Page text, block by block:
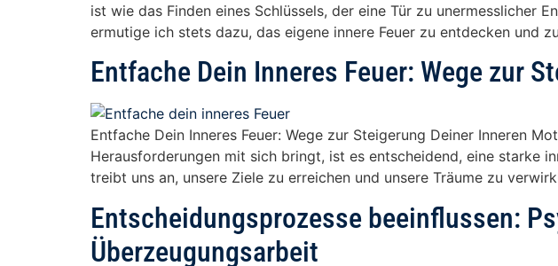
ist wie das Finden eines Schlüssels, der eine Tür zu unermesslicher
ermutige ich stets dazu, das eigene innere Feuer zu entdecken und
Entfache Dein Inneres Feuer: Wege zur
Entfache Dein Inneres Feuer: Wege zur Steigerung Deiner Inneren
Herausforderungen mit sich bringt, ist es entscheidend, eine starke
treibt uns an, unsere Ziele zu erreichen und unsere Träume zu
Entscheidungsprozesse beeinflussen:
Überzeugungsarbeit